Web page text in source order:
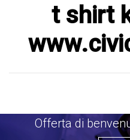
t shirt
Offerta di